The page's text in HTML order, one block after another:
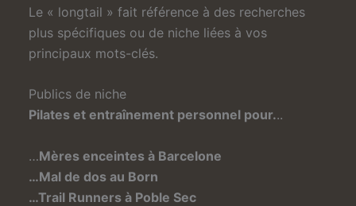
Le « longtail » fait référence à des recherches
plus spécifiques ou de niche liées à vos
principaux mots-clés.
Publics de niche
Pilates et entraînement personnel pour...
…Mères enceintes à Barcelone
…Mal de dos au Born
…Trail Runners à Poble Sec